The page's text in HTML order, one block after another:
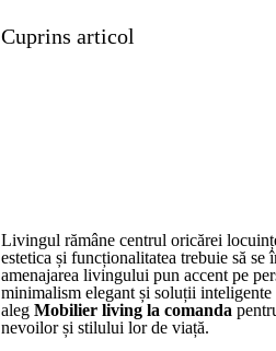
Cuprins articol
Livingul rămâne centrul oricărei
estetica și funcționalitatea trebuie să
amenajarea livingului pun accent pe
minimalism elegant și soluții
aleg Mobilier living la comanda
nevoilor și stilului lor de viață.